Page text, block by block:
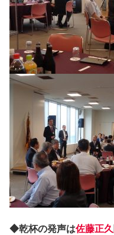
◆乾杯の発声は佐藤正久